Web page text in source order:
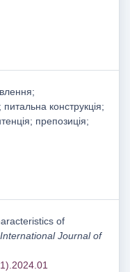
конструкція;
препозиція;
of
International Journal of